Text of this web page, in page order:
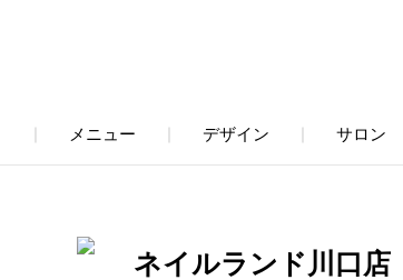
メニュー デザイン サロン
ネイルランド川口店